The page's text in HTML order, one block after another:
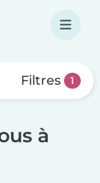
Filtres 1
à